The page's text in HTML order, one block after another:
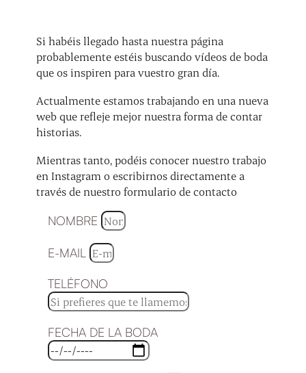
Si habéis llegado hasta nuestra página
probablemente estéis buscando vídeos de boda
que os inspiren para vuestro gran día.
Actualmente estamos trabajando en una nueva
web que refleje mejor nuestra forma de contar
historias.
Mientras tanto, podéis conocer nuestro trabajo
en Instagram o escribirnos directamente a
través de nuestro formulario de contacto
NOMBRE
E-MAIL
TELÉFONO
FECHA DE LA BODA